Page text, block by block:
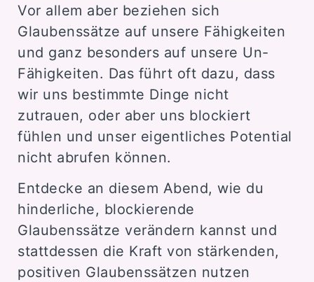
Vor allem aber beziehen sich
Glaubenssätze auf unsere Fähigkeiten
und ganz besonders auf unsere Un-
Fähigkeiten. Das führt oft dazu, dass
wir uns bestimmte Dinge nicht
zutrauen, oder aber uns blockiert
fühlen und unser eigentliches Potential
nicht abrufen können.
Entdecke an diesem Abend, wie du
hinderliche, blockierende
Glaubenssätze verändern kannst und
stattdessen die Kraft von stärkenden,
positiven Glaubenssätzen nutzen